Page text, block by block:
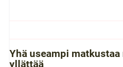
Yhä useampi
yllättää